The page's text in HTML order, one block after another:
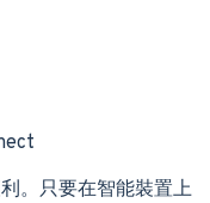
。只要在智能裝置上